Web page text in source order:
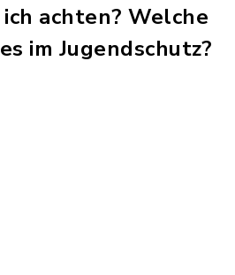
achten? Welche
im Jugendschutz?